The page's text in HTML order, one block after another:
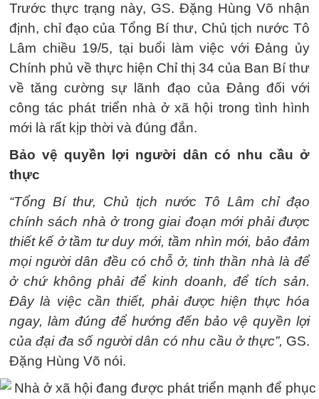
Trước thực trạng này, GS. Đặng Hùng Võ nhận
định, chỉ đạo của Tổng Bí thư, Chủ tịch nước Tô
Lâm chiều 19/5, tại buổi làm việc với Đảng ủy
Chính phủ về thực hiện Chỉ thị 34 của Ban Bí thư
về tăng cường sự lãnh đạo của Đảng đối với
công tác phát triển nhà ở xã hội trong tình hình
mới là rất kịp thời và đúng đắn.
Bảo vệ quyền lợi người dân có nhu cầu ở
thực
“Tổng Bí thư, Chủ tịch nước Tô Lâm chỉ đạo
chính sách nhà ở trong giai đoạn mới phải được
thiết kế ở tầm tư duy mới, tầm nhìn mới, bảo đảm
mọi người dân đều có chỗ ở, tinh thần nhà là để
ở chứ không phải để kinh doanh, để tích sản.
Đây là việc cần thiết, phải được hiện thực hóa
ngay, làm đúng để hướng đến bảo vệ quyền lợi
của đại đa số người dân có nhu cầu ở thực”, GS.
Đặng Hùng Võ nói.